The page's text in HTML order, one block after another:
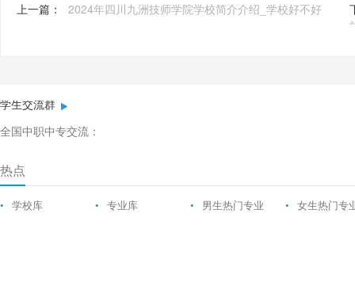
上一篇： 2024年四川九洲技师学院学校简介介绍_学校好不好
学生交流群
全国中职中专交流：
热点
• 学校库 • 专业库 • 男生热门专业 • 女生热门专